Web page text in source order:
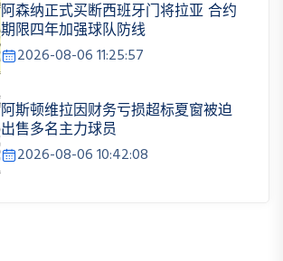
阿森纳正式买断西班牙门将拉亚 合约
期限四年加强球队防线
2026-08-06 11:25:57
阿斯顿维拉因财务亏损超标夏窗被迫
出售多名主力球员
2026-08-06 10:42:08